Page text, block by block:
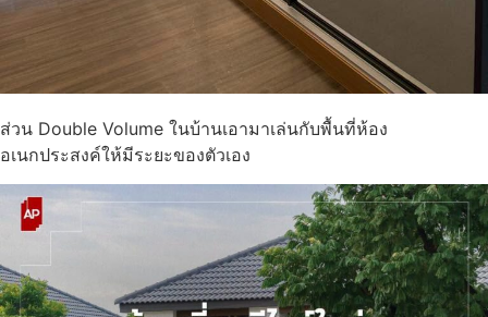
ส่วน Double Volume ในบ้านเอามาเล่นกับพื้นที่ห้อง
อเนกประสงค์ให้มีระยะของตัวเอง